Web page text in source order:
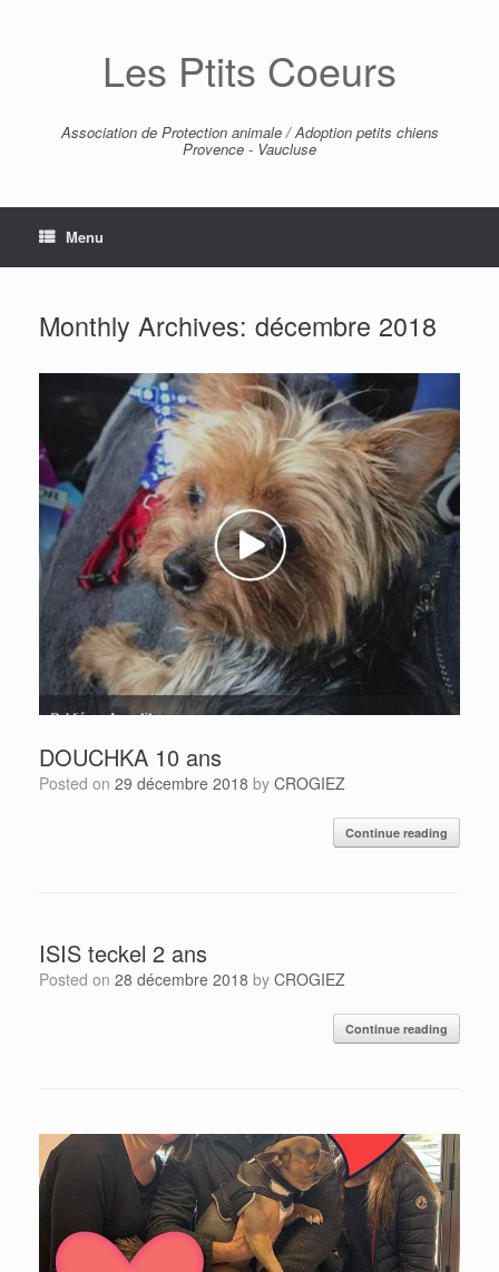
Les Ptits Coeurs
Association de Protection animale / Adoption petits chiens
Provence - Vaucluse
Menu
Monthly Archives: décembre 2018
DOUCHKA 10 ans
Posted on 29 décembre 2018 by CROGIEZ
Continue reading
ISIS teckel 2 ans
Posted on 28 décembre 2018 by CROGIEZ
Continue reading